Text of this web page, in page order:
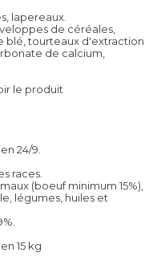
lapereaux.
de céréales,
blé, tourteaux d'extraction
de calcium,
le produit
24/9.
races.
(boeuf minimum 15%),
légumes, huiles et
15 kg